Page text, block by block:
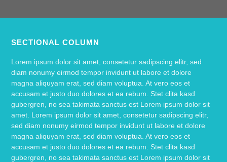
SECTIONAL COLUMN
Lorem ipsum dolor sit amet, consetetur sadipscing elitr, sed
diam nonumy eirmod tempor invidunt ut labore et dolore
magna aliquyam erat, sed diam voluptua. At vero eos et
accusam et justo duo dolores et ea rebum. Stet clita kasd
gubergren, no sea takimata sanctus est Lorem ipsum dolor sit
amet. Lorem ipsum dolor sit amet, consetetur sadipscing elitr,
sed diam nonumy eirmod tempor invidunt ut labore et dolore
magna aliquyam erat, sed diam voluptua. At vero eos et
accusam et justo duo dolores et ea rebum. Stet clita kasd
gubergren, no sea takimata sanctus est Lorem ipsum dolor sit